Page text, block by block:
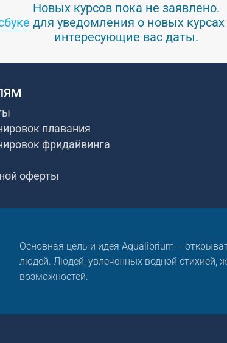
Новых курсов пока не заявлено.
для уведомления о новых
интересующие вас даты.
плавания
фридайвинга
оферты
Основная цель и идея Aqualibrium –
людей. Людей, увлеченных водной стихией,
возможностей.